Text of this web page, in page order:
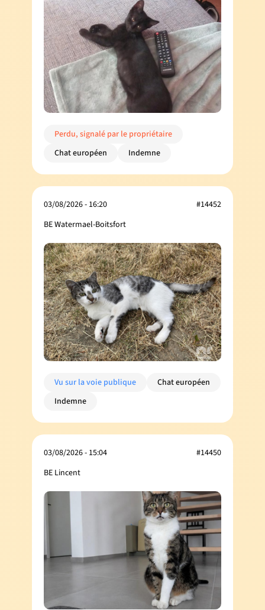
Perdu, signalé par le propriétaire
Chat européen
Indemne
03/08/2026 - 16:20
BE Watermael-Boitsfort
#14452
Vu sur la voie publique
Chat européen
Indemne
03/08/2026 - 15:04
BE Lincent
#14450